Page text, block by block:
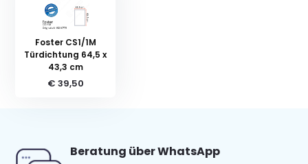
Foster CS1/1M
Türdichtung 64,5 x
43,3 cm
€ 39,50
Beratung über WhatsApp